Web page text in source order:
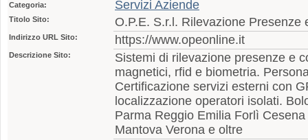
Categoria: Servizi Aziende
Titolo Sito: O.P.E. S.r.l. Rilevazione Presenze
Indirizzo URL Sito: https://www.opeonline.it
Descrizione Sito:
Sistemi di rilevazione presenze e
magnetici, rfid e biometria.
Certificazione servizi esterni con
localizzazione operatori isolati.
Parma Reggio Emilia Forlì
Mantova Verona e oltre